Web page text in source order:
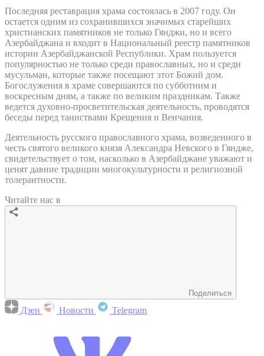
Последняя реставрация храма состоялась в 2007 году. Он
остается одним из сохранившихся значимых старейших
христианских памятников не только Гянджи, но и всего
Азербайджана и входит в Национальный реестр памятников
истории Азербайджанской Республики. Храм пользуется
популярностью не только среди православных, но и среди
мусульман, которые также посещают этот Божий дом.
Богослужения в храме совершаются по субботним и
воскресным дням, а также по великим праздникам. Также
ведется духовно-просветительская деятельность, проводятся
беседы перед таинствами Крещения и Венчания.
Деятельность русского православного храма, возведенного в
честь святого великого князя Александра Невского в Гяндже,
свидетельствует о том, насколько в Азербайджане уважают и
ценят давние традиции многокультурности и религиозной
толерантности.
Читайте нас в
Поделиться
Дзен Новости Telegram